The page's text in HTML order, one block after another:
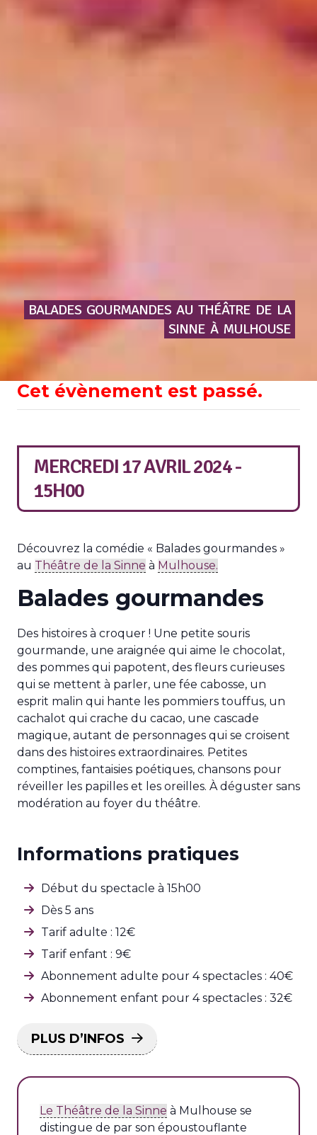
BALADES GOURMANDES AU THÉÂTRE DE LA
SINNE À MULHOUSE
Cet évènement est passé.
MERCREDI 17 AVRIL 2024 -
15H00
Découvrez la comédie « Balades gourmandes »
au Théâtre de la Sinne à Mulhouse.
Balades gourmandes
Des histoires à croquer ! Une petite souris
gourmande, une araignée qui aime le chocolat,
des pommes qui papotent, des fleurs curieuses
qui se mettent à parler, une fée cabosse, un
esprit malin qui hante les pommiers touffus, un
cachalot qui crache du cacao, une cascade
magique, autant de personnages qui se croisent
dans des histoires extraordinaires. Petites
comptines, fantaisies poétiques, chansons pour
réveiller les papilles et les oreilles. À déguster sans
modération au foyer du théâtre.
Informations pratiques
Début du spectacle à 15h00
Dès 5 ans
Tarif adulte : 12€
Tarif enfant : 9€
Abonnement adulte pour 4 spectacles : 40€
Abonnement enfant pour 4 spectacles : 32€
PLUS D’INFOS
Le Théâtre de la Sinne à Mulhouse se
distingue de par son époustouflante